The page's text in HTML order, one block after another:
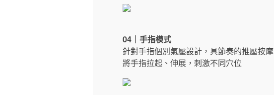
04｜手指模式
針對手指個別氣壓設計，具節奏的推壓按摩
將手指拉起、伸展，刺激不同穴位